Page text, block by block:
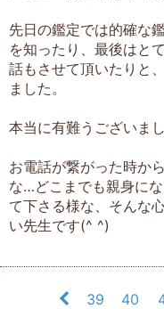
先日の鑑定では的確な
を知ったり、最後はと
話もさせて頂いたりと
ました。
本当に有難うございま
お電話が繋がった時か
な…どこまでも親身に
て下さる様な、そんな
い先生です(^ ^)
39 40